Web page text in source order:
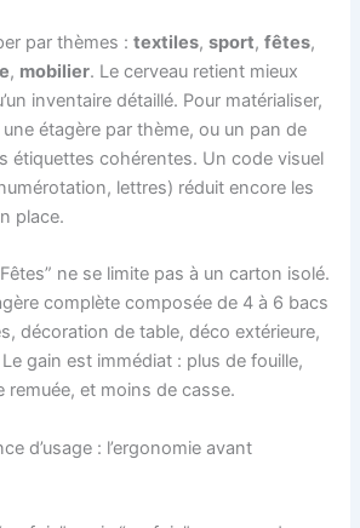
par thèmes :textiles,sport,fêtes,
, mobilier. Le cerveau retient mieux
inventaire détaillé. Pour matérialiser,
étagère par thème, ou un pan de
étiquettes cohérentes. Un code visuel
lettres) réduit encore les
place.
ne se limite pas à un carton isolé.
complète composée de 4 à 6 bacs
décoration de table, déco extérieure,
gain est immédiat : plus de fouille,
remuée, et moins de casse.
d’usage : l’ergonomie avant